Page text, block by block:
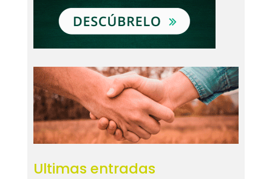
Ultimas entradas